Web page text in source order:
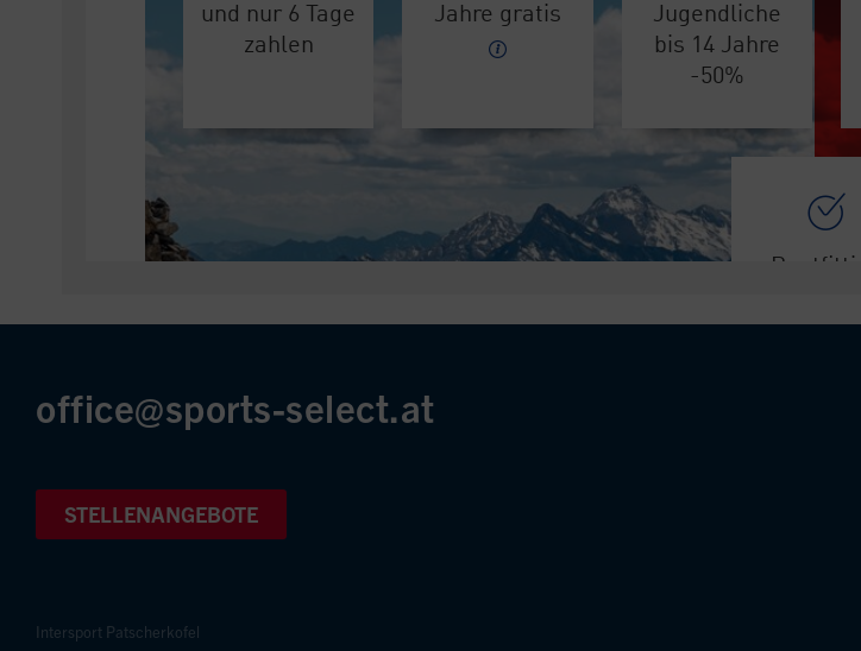
office@sports-select.at
STELLENANGEBOTE
Intersport Patscherkofel